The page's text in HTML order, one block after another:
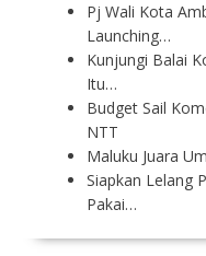
Pj Wali Kota
Launching…
Kunjungi Balai
Itu…
Budget Sail
NTT
Maluku Juara
Siapkan Lelang
Pakai…